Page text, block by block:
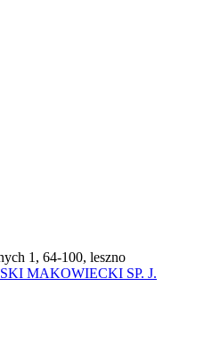
1, 64-100, leszno
MAKOWIECKI SP. J.